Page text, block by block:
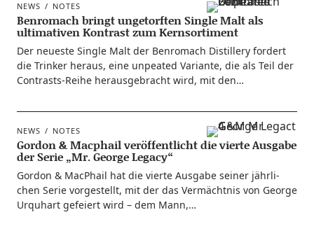
NEWS NOTES
Benromach bringt ungetorften Single Malt als
ultimativen Kontrast zum Kernsortiment
Der neu­es­te Sin­gle Malt der Ben­ro­mach Distil­lery for­dert
die Trin­ker her­aus, eine unpea­ted Vari­an­te, die als Teil der
Con­­trasts-Rei­he her­aus­ge­bracht wird, mit den…
NEWS NOTES
Gordon & Macphail veröffentlicht die vierte Ausgabe
der Serie „Mr. George Legacy“
Gor­don & MacPhail hat die vier­te Aus­ga­be sei­ner jähr­li­
chen Serie vor­ge­stellt, mit der das Ver­mächt­nis von Geor­ge
Urquhart gefei­ert wird – dem Mann,…